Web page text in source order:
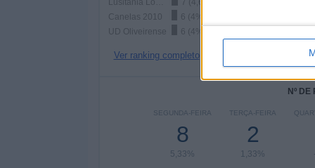
7 (4,67%)
Canelas 2010
6 (4%)
UD Oliveirense
6 (4%)
Ver ranking completo
Nº
SEGUNDA-FEIRA
8
5,33%
TERÇA-FEIRA
2
1,33%